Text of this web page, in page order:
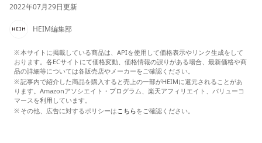
2022年07月29日更新
HEIM編集部
本サイトに掲載している商品は、APIを使用して価格表示やリンク生成をして
おります。各ECサイトにて価格変動、価格情報の誤りがある場合、最新価格や商
品の詳細等については各販売店やメーカーをご確認ください。
記事内で紹介した商品を購入すると売上の一部がHEIMに還元されることがあ
ります。Amazonアソシエイト・プログラム、楽天アフィリエイト、バリューコ
マースを利用しています。
その他、広告に対するポリシーはこちらをご確認ください。